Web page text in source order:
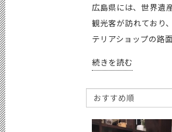
広島県には、世界遺
観光客が訪れており
テリアショップの路
続きを読む